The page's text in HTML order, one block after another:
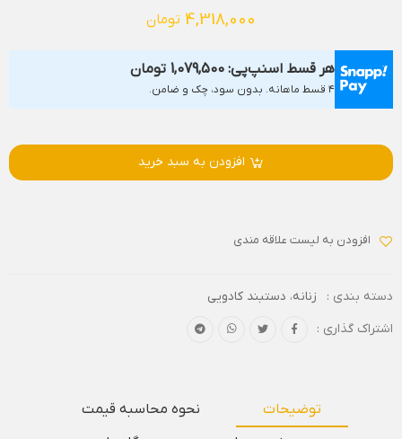
4,318,000 تومان
هر قسط اسنپ‌پی: 1,079,500 تومان
۴ قسط ماهانه. بدون سود، چک و ضامن.
افزودن به سبد خرید
افزودن به لیست علاقه مندی
دسته بندی : زنانه، دستبند کادویی
اشتراک گذاری :
توضیحات
نحوه محاسبه قیمت